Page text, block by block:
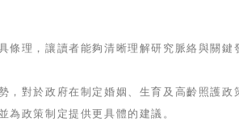
理，讓讀者能夠清晰理解研究脈絡與關鍵
對於政府在制定婚姻、生育及高齡照護
為政策制定提供更具體的建議。